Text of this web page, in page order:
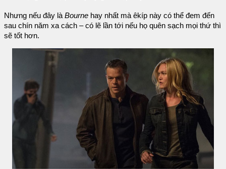
Nhưng nếu đây là Bourne hay nhất mà êkíp này có thể đem đến
sau chín năm xa cách – có lẽ lần tới nếu họ quên sạch mọi thứ thì
sẽ tốt hơn.